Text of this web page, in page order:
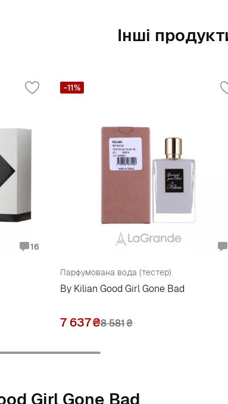
Інші
16
Парфумована вода (тестер)
By Kilian Good Girl Gone Bad
7 637₴8 581₴
-11%
Girl Gone Bad